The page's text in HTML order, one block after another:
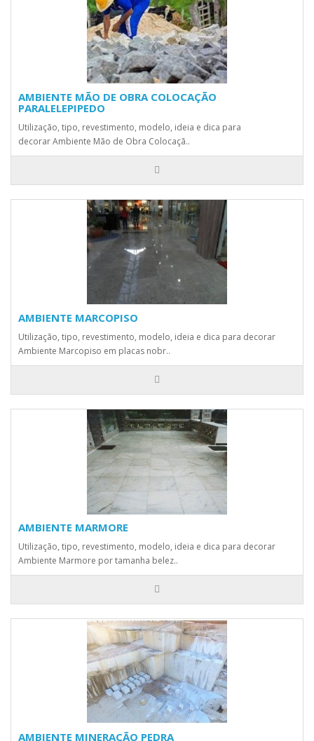
AMBIENTE MÃO DE OBRA COLOCAÇÃO
PARALELEPIPEDO
Utilização, tipo, revestimento, modelo, ideia e dica para
decorar Ambiente Mão de Obra Colocaçã..
AMBIENTE MARCOPISO
Utilização, tipo, revestimento, modelo, ideia e dica para decorar
Ambiente Marcopiso em placas nobr..
AMBIENTE MARMORE
Utilização, tipo, revestimento, modelo, ideia e dica para decorar
Ambiente Marmore por tamanha belez..
AMBIENTE MINERAÇÃO PEDRA